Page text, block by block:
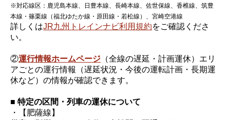
※対応線区：鹿児島本線、日豊本線、長崎本線、佐世保線、香椎線、筑豊
本線・篠栗線（福北ゆたか線・原田線・若松線）、宮崎空港線
詳しくはJR九州トレインナビ利用規約をご確認くださ
い。
②運行情報ホームページ （全線の遅延・計画運休）エリ
アごとの運行情報（遅延状況・今後の運転計画・長期運
休など）の情報が確認できます。
■ 特定の区間・列車の運休について
・【肥薩線】